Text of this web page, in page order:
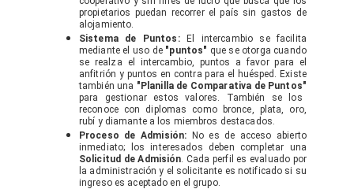
propietarios puedan recorrer el país sin gastos de
alojamiento.
Sistema de Puntos:El intercambio se facilita
mediante el uso de "puntos" que se otorga cuando
se realza el intercambio, puntos a favor para el
anfitrión y puntos en contra para el huésped. Existe
también una "Planilla de Comparativa de Puntos"
para gestionar estos valores. También se los
reconoce con diplomas como bronce, plata, oro,
rubí y diamante a los miembros destacados.
Proceso de Admisión: No es de acceso abierto
inmediato; los interesados deben completar una
Solicitud de Admisión. Cada perfil es evaluado por
la administración y el solicitante es notificado si su
ingreso es aceptado en el grupo.